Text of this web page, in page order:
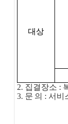
대상
2. 집결장소 :
3. 문 의 : 서비